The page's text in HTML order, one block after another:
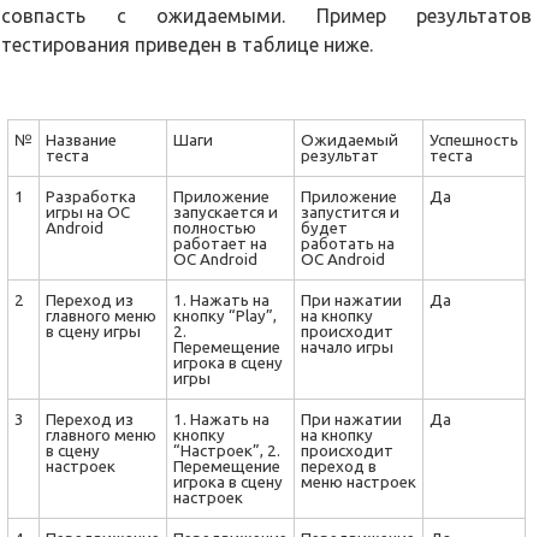
совпасть с ожидаемыми. Пример результатов
тестирования приведен в таблице ниже.
№
Название
теста
Шаги
Ожидаемый
результат
Успешность
теста
1
Разработка
игры на ОС
Android
Приложение
запускается и
полностью
работает на
ОС Android
Приложение
запустится и
будет
работать на
ОС Android
Да
2
Переход из
главного меню
в сцену игры
1. Нажать на
кнопку “Play”,
2.
Перемещение
игрока в сцену
игры
При нажатии
на кнопку
происходит
начало игры
Да
3
Переход из
главного меню
в сцену
настроек
1. Нажать на
кнопку
“Настроек”, 2.
Перемещение
игрока в сцену
настроек
При нажатии
на кнопку
происходит
переход в
меню настроек
Да